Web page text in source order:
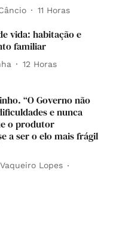
11 Horas
vida: habitação e
familiar
12 Horas
“O Governo não
e nunca
o produtor
a ser o elo mais frágil
Lopes